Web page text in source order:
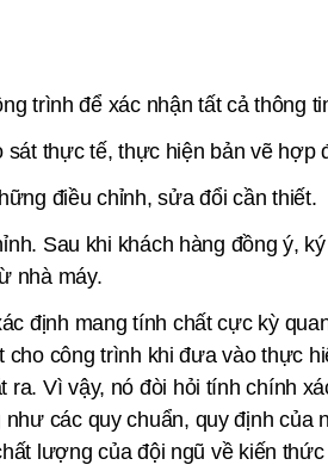
trình để xác nhận tất cả thông
thực tế, thực hiện bản vẽ hợp
điều chỉnh, sửa đổi cần thiết.
Sau khi khách hàng đồng ý,
nhà máy.
định mang tính chất cực kỳ
công trình khi đưa vào thực
Vì vậy, nó đòi hỏi tính chính
các quy chuẩn, quy định của
lượng của đội ngũ về kiến